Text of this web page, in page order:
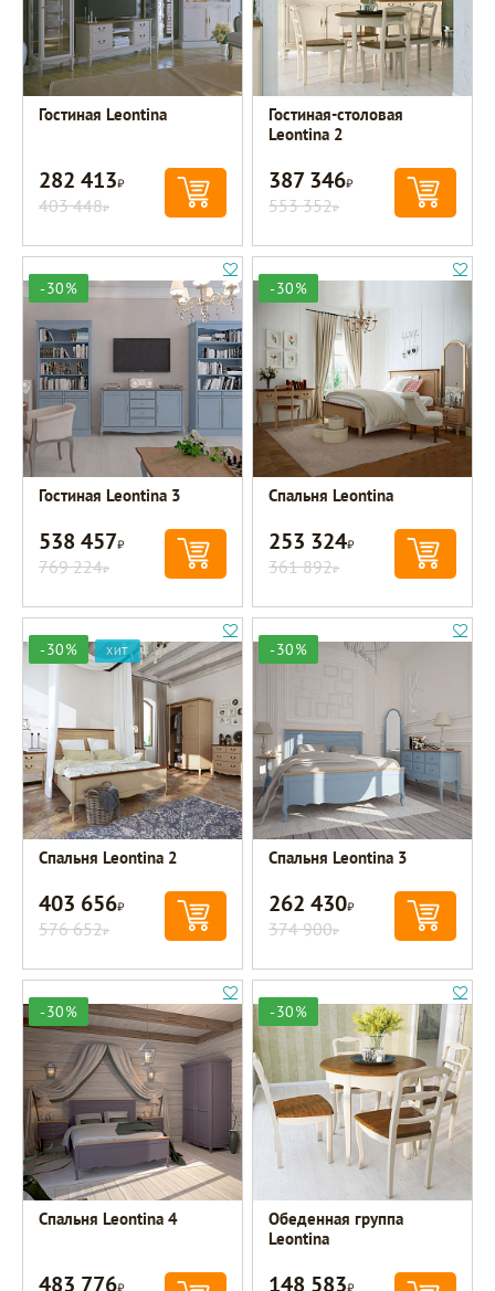
Гостиная Leontina
282 413Р
403 448Р
Гостиная-столовая
Leontina 2
387 346Р
553 352Р
-30%
Гостиная Leontina 3
538 457Р
769 224Р
-30%
Спальня Leontina
253 324Р
361 892Р
-30% ХИТ
Спальня Leontina 2
403 656Р
576 652Р
-30%
Спальня Leontina 3
262 430Р
374 900Р
-30%
Спальня Leontina 4
483 776Р
-30%
Обеденная группа
Leontina
148 583Р